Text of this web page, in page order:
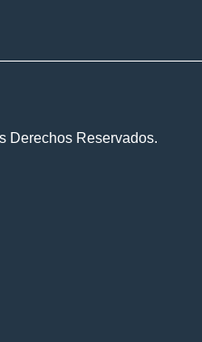
Derechos Reservados.